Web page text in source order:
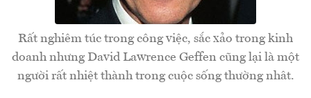
Rất nghiêm túc trong công việc, sắc xảo trong kinh
doanh nhưng David Lawrence Geffen cũng lại là một
người rất nhiệt thành trong cuộc sống thường nhât.